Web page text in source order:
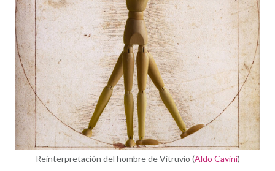
Reinterpretación del hombre de Vitruvio (Aldo Cavini)